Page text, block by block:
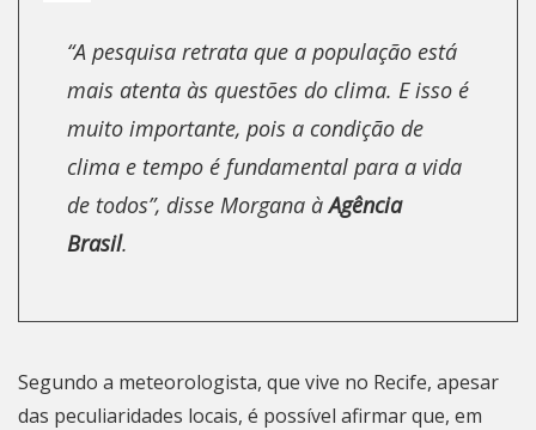
“A pesquisa retrata que a população está
mais atenta às questões do clima. E isso é
muito importante, pois a condição de
clima e tempo é fundamental para a vida
de todos”, disse Morgana àAgência
Brasil.
Segundo a meteorologista, que vive no Recife, apesar
das peculiaridades locais, é possível afirmar que, em